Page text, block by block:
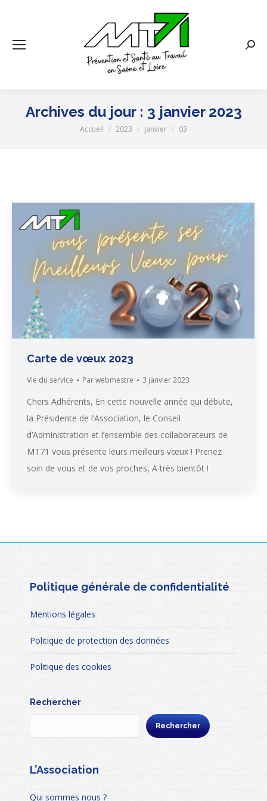
Archives du jour : 3 janvier 2023
Vous êtes ici :
Accueil 2023 janvier 03
Carte de vœux 2023
Vie du service Parwebmestre 3 janvier 2023
Chers Adhérents, En cette nouvelle année qui débute,
la Présidente de l’Association, le Conseil
d’Administration et l’ensemble des collaborateurs de
MT71 vous présente leurs meilleurs vœux ! Prenez
soin de vous et de vos proches, A très bientôt !
Politique générale de confidentialité
Mentions légales
Politique de protection des données
Politique des cookies
Rechercher
Rechercher
L’Association
Qui sommes nous ?